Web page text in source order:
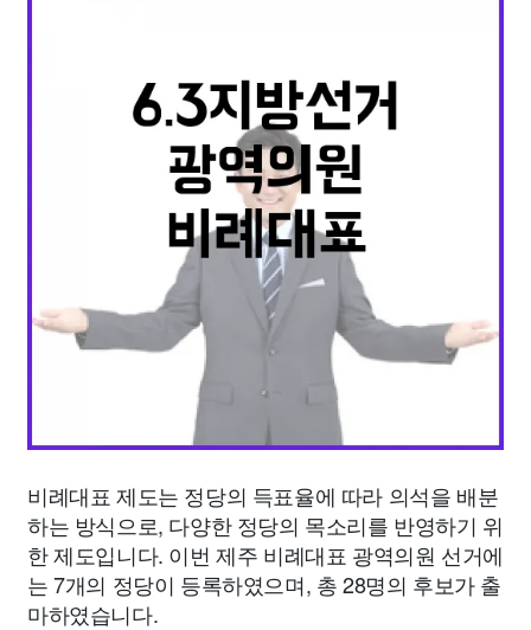
경제 마케팅 부동산
기타
비례대표 제도는 정당의 득표율에 따라 의석을 배분
하는 방식으로, 다양한 정당의 목소리를 반영하기 위
한 제도입니다. 이번 제주 비례대표 광역의원 선거에
는 7개의 정당이 등록하였으며, 총 28명의 후보가 출
마하였습니다.